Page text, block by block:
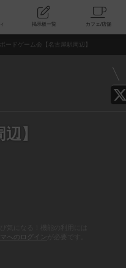
コミュニティ 掲示板一覧
ードゲーム会【名古屋駅周辺】
】
へのログイン